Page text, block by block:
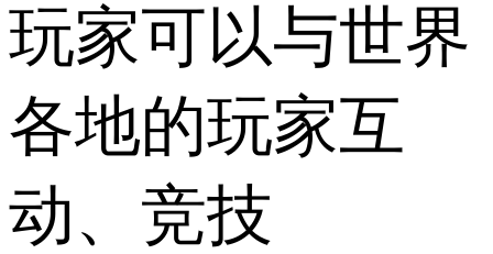
玩家可以与世界
各地的玩家互
动、竞技